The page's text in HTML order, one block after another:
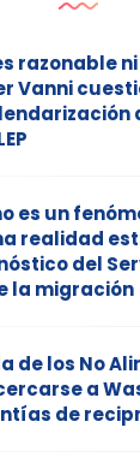
razonable
Vanni
es un
realidad
del
la migración
de los No
a
de